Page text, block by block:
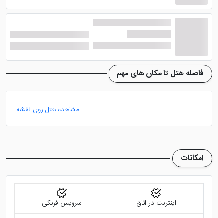
ساعات است.
هتل باراتا شویلی تفلیس ، گرجستان خدمات ترانسفر
فرودگاهی را به طور رایگان انجام می دهد. از دیگر امکانات
این هتل تفلیس می توان به اتاق های ویلایی، پارکینگ
وسیع، رفت و برگشت فرودگاهی و ... اشاره کرد. با اقامت در
این هتل گرجستان اقامتی آرام همراه با قیمتی مقرون به
فاصله هتل تا مکان های مهم
مشاهده هتل روی نقشه
امکانات
اینترنت در اتاق سرویس فرنگی